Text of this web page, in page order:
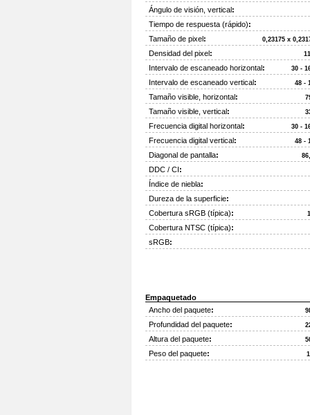
Ángulo de visión, vertical:
Tiempo de respuesta (rápido):
Tamaño de pixel: 0,23175 x
Densidad del pixel:
Intervalo de escaneado horizontal: 30 -
Intervalo de escaneado vertical: 48 -
Tamaño visible, horizontal:
Tamaño visible, vertical:
Frecuencia digital horizontal: 30 -
Frecuencia digital vertical: 48 -
Diagonal de pantalla:
DDC / CI:
Índice de niebla:
Dureza de la superficie:
Cobertura sRGB (típica):
Cobertura NTSC (típica):
sRGB:
Empaquetado
Ancho del paquete:
Profundidad del paquete:
Altura del paquete:
Peso del paquete: